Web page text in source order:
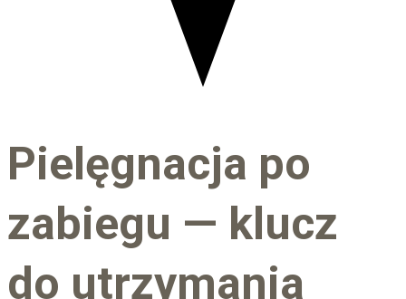
Pielęgnacja po
zabiegu — klucz
do utrzymania